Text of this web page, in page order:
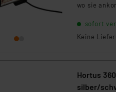
wo sie
es auf
Heizen
sofort
Keine
Hortus
silber/